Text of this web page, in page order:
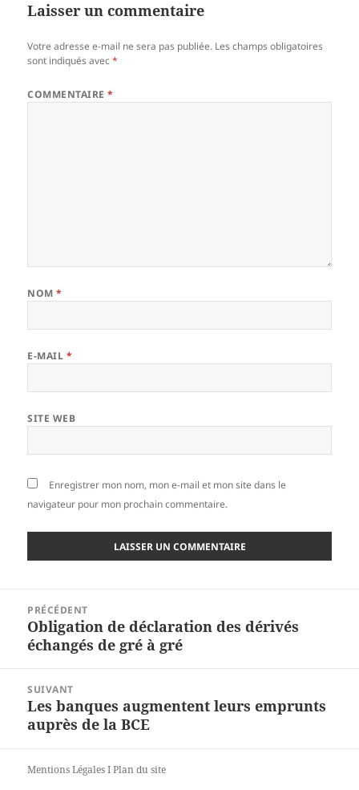
Laisser un commentaire
Votre adresse e-mail ne sera pas publiée. Les champs obligatoires
sont indiqués avec*
COMMENTAIRE*
NOM*
E-MAIL *
SITE WEB
Enregistrer mon nom, mon e-mail et mon site dans le
navigateur pour mon prochain commentaire.
l’article
PRÉCÉDENT
Article
précédent :
Obligation de déclaration des dérivés
échangés de gré à gré
SUIVANT
Article
suivant :
Les banques augmentent leurs emprunts
auprès de la BCE
Mentions LégalesIPlan du site